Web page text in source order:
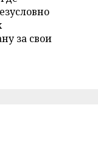
за свои